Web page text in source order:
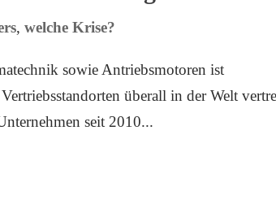
,welche Krise?
sowie Antriebsmotoren ist
überall in der Welt
seit 2010...